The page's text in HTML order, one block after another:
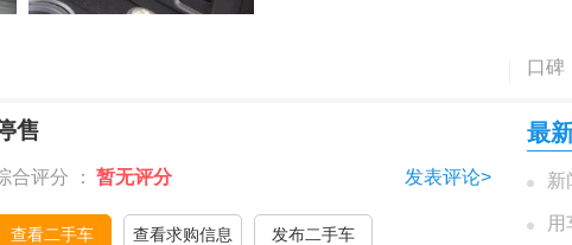
口碑
售
合评分 ： 暂无评分 发表评论>
查看二手车 查看求购信息 发布二手车
最
新
用